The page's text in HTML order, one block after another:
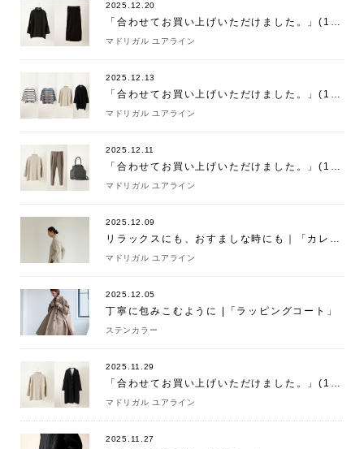
2025.12.20
「合わせてお買い上げいただけました。」(12/20)
マドリガル ユアライン
2025.12.13
「合わせてお買い上げいただけました。」(12/13)
マドリガル ユアライン
2025.12.11
「合わせてお買い上げいただけました。」(12/11)
マドリガル ユアライン
2025.12.09
リラックスにも、おすましな時にも｜「カレイドニット トープグレー」
マドリガル ユアライン
2025.12.05
丁寧に包みこむように |「ラッピングコート」
ステンカラー
2025.11.29
「合わせてお買い上げいただけました。」(11/29)
マドリガル ユアライン
2025.11.27